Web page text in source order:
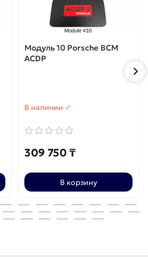
Модуль 10 Porsche BCM
ACDP
В наличии ✓
309 750 ₸
В корзину